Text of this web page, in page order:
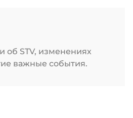
об STV, изменениях
важные события.